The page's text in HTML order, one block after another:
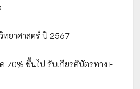
ทยาศาสตร์ ปี 2567
70% ขึ้นไป รับเกียรติบัตรทาง E-